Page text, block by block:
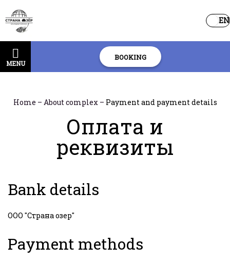
EN
MENU
BOOKING
Home – About complex – Payment and payment details
Оплата и
реквизиты
Bank details
ООО "Страна озер"
Payment methods